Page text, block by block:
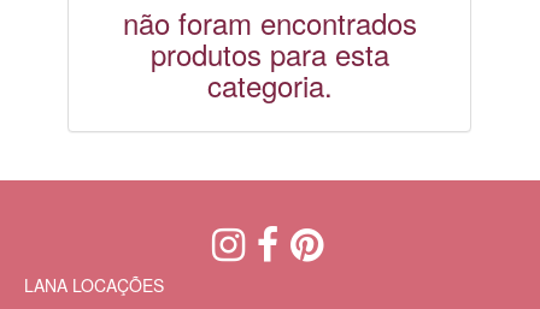
não foram encontrados
produtos para esta
categoria.
LANA LOCAÇÕES